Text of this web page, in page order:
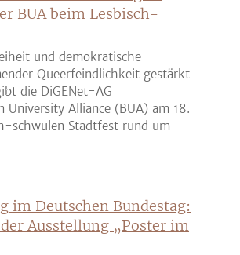
BUA beim Lesbisch-
und demokratische
Queerfeindlichkeit gestärkt
die DiGENet-AG
University Alliance (BUA) am 18.
schwulen Stadtfest rund um
im Deutschen Bundestag:
Ausstellung „Poster im